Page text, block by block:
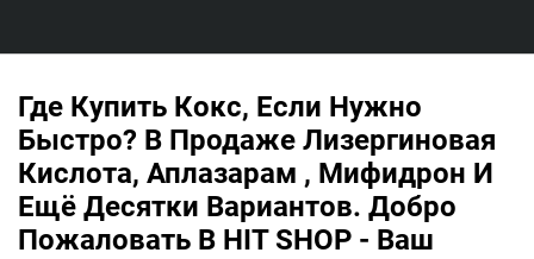
Где Купить Кокс, Если Нужно
Быстро? В Продаже Лизергиновая
Кислота, Аплазарам , Мифидрон И
Ещё Десятки Вариантов. Добро
Пожаловать В HIT SHOP - Ваш